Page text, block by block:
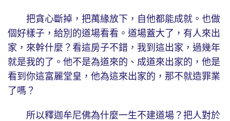
把貪心斷掉，把萬緣放下，自他都能成就。也做
個好樣子，給別的道場看看。道場蓋大了，有人來出
家，來幹什麼？看這房子不錯，我到這出家，過幾年
就是我的了。他不是為道來的、成道來出家的，他是
看到你這富麗堂皇，他為這來出家的，那不就造罪業
了嗎？
所以釋迦牟尼佛為什麼一生不建道場？把人對於